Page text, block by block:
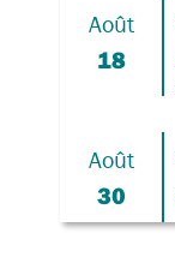
Août
18
Août
30